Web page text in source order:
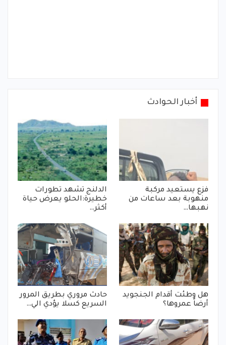
أخبار الحوادث
فزع يستعيد مركبة
منهوبة بعد ساعات من
نهبها…
الدلنج تشهد تطورات
خطيرة:الحلو يعرض حياة
أكثر…
هل وطئت أقدام الجنجويد
أرضاً عمروها؟
حادث مروري بطريق المرور
السريع كسلا يؤدي الي…